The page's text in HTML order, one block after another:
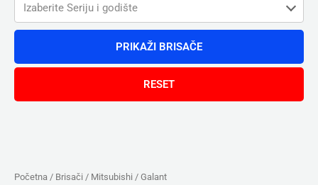
Izaberite Seriju i godište
Početna / Brisači / Mitsubishi / Galant